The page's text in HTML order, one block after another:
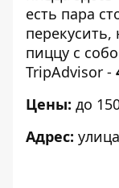
есть пара
пиццу с
TripAdvisor -
Цены: до
Адрес: